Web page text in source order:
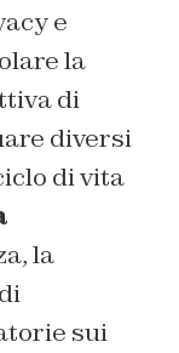
e
la
di
diversi
di vita
la
sui